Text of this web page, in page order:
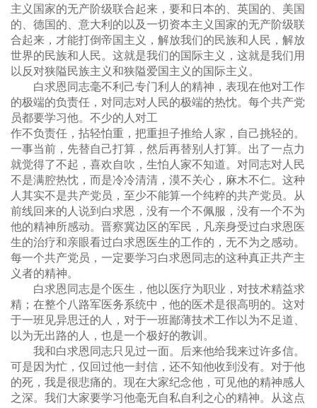
主义国家的无产阶级联合起来，要和日本的、英国的、美国
的、德国的、意大利的以及一切资本主义国家的无产阶级联
合起来，才能打倒帝国主义，解放我们的民族和人民，解放
世界的民族和人民。这就是我们的国际主义，这就是我们用
以反对狭隘民族主义和狭隘爱国主义的国际主义。
白求恩同志毫不利己专门利人的精神，表现在他对工作
的极端的负责任，对同志对人民的极端的热忱。每个共产党
员都要学习他。不少的人对工
作不负责任，拈轻怕重，把重担子推给人家，自己挑轻的。
一事当前，先替自己打算，然后再替别人打算。出了一点力
就觉得了不起，喜欢自吹，生怕人家不知道。对同志对人民
不是满腔热忱，而是冷冷清清，漠不关心，麻木不仁。这种
人其实不是共产党员，至少不能算一个纯粹的共产党员。从
前线回来的人说到白求恩，没有一个不佩服，没有一个不为
他的精神所感动。晋察冀边区的军民，凡亲身受过白求恩医
生的治疗和亲眼看过白求恩医生的工作的，无不为之感动。
每一个共产党员，一定要学习白求恩同志的这种真正共产主
义者的精神。
白求恩同志是个医生，他以医疗为职业，对技术精益求
精；在整个八路军医务系统中，他的医术是很高明的。这对
于一班见异思迁的人，对于一班鄙薄技术工作以为不足道、
以为无出路的人，也是一个极好的教训。
我和白求恩同志只见过一面。后来他给我来过许多信。
可是因为忙，仅回过他一封信，还不知他收到没有。对于他
的死，我是很悲痛的。现在大家纪念他，可见他的精神感人
之深。我们大家要学习他毫无自私自利之心的精神。从这点